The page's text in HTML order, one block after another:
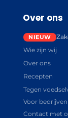
Over ons
Wie zijn wij
Over ons
Recepten
Tegen
Voor
Contact met